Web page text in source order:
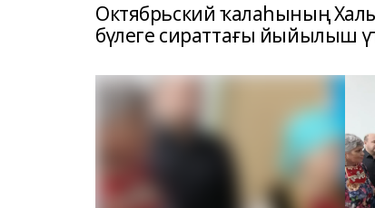
Октябрьский ҡалаһының
бүлеге сираттағы йыйылыш